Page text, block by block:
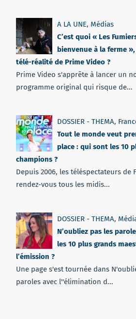
A LA UNE, Médias
C’est quoi « Les
bienvenue à la ferme
télé-réalité de Prime Video ?
Prime Video s'apprête à lancer un
programme original qui risque de...
DOSSIER - THEMA,
Tout le monde veut
place : qui sont les 10
champions ?
Depuis 2006, les téléspectateurs de
rendez-vous tous les midis...
DOSSIER - THEMA,
N’oubliez pas les
les 10 plus grands
l’émission ?
Une page s'est tournée dans
paroles avec l''élimination d...